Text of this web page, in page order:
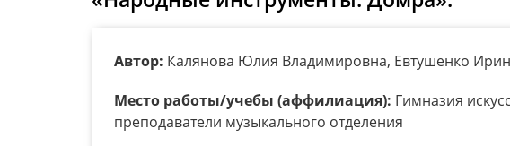
Автор: Калянова Юлия Владимировна, Евтушенко
Место работы/учебы (аффилиация): Гимназия
преподаватели музыкального отделения